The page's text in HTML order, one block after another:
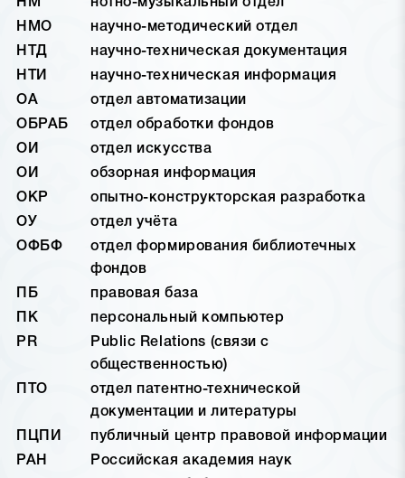
НМ
нотно-музыкальный отдел
НМО
научно-методический отдел
НТД
научно-техническая документация
НТИ
научно-техническая информация
ОА
отдел автоматизации
ОБРАБ
отдел обработки фондов
ОИ
отдел искусства
ОИ
обзорная информация
ОКР
опытно-конструкторская разработка
ОУ
отдел учёта
ОФБФ
отдел формирования библиотечных
фондов
ПБ
правовая база
ПК
персональный компьютер
PR
Public Relations (связи с
общественностью)
ПТО
отдел патентно-технической
документации и литературы
ПЦПИ
публичный центр правовой информации
РАН
Российская академия наук